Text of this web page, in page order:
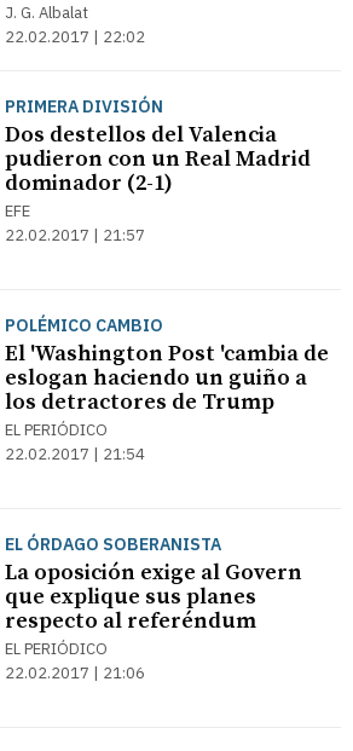
J. G. Albalat
22.02.2017 | 22:02
PRIMERA DIVISIÓN
Dos destellos del Valencia
pudieron con un Real Madrid
dominador (2-1)
EFE
22.02.2017 | 21:57
POLÉMICO CAMBIO
El 'Washington Post 'cambia de
eslogan haciendo un guiño a
los detractores de Trump
EL PERIÓDICO
22.02.2017 | 21:54
EL ÓRDAGO SOBERANISTA
La oposición exige al Govern
que explique sus planes
respecto al referéndum
EL PERIÓDICO
22.02.2017 | 21:06